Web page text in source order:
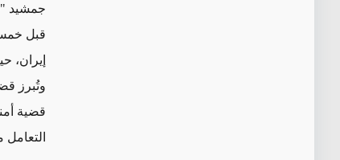
جمشيد
قبل خمس
إيران،
وتُبرز
قضية